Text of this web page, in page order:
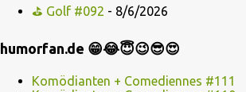
⛳ Golf #092 - 8/6/2026
humorfan.de 😁😂😇😉😎😍
Komödianten + Comediennes #111